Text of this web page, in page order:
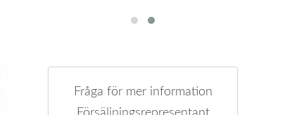
Fråga för mer information